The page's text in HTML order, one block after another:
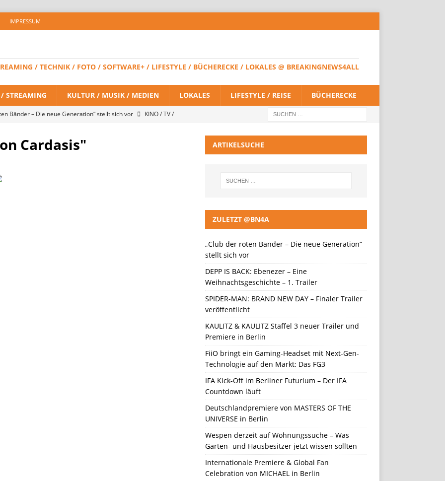
IMPRESSUM
/ TECHNIK / FOTO / SOFTWARE+ / LIFESTYLE / BÜCHERECKE / LOKALES @ BREAKINGNEWS4ALL
STREAMING KULTUR / MUSIK / MEDIEN LOKALES LIFESTYLE / REISE BÜCHERECKE
Bänder – Die neue Generation“ stellt sich vor
KINO / TV /
Ebenezer – Eine Weihnachtsgeschichte – 1. Trailer
BRAND NEW DAY – Finaler Trailer veröffentlicht
Cardasis" ARTIKELSUCHE
ZULETZT @BN4A
„Club der roten Bänder – Die neue Generation“
stellt sich vor
DEPP IS BACK: Ebenezer – Eine
Weihnachtsgeschichte – 1. Trailer
SPIDER-MAN: BRAND NEW DAY – Finaler Trailer
veröffentlicht
KAULITZ & KAULITZ Staffel 3 neuer Trailer und
Premiere in Berlin
FiiO bringt ein Gaming-Headset mit Next-Gen-
Technologie auf den Markt: Das FG3
IFA Kick-Off im Berliner Futurium – Der IFA
Countdown läuft
Deutschlandpremiere von MASTERS OF THE
UNIVERSE in Berlin
Wespen derzeit auf Wohnungssuche – Was
Garten- und Hausbesitzer jetzt wissen sollten
Internationale Premiere & Global Fan
Celebration von MICHAEL in Berlin